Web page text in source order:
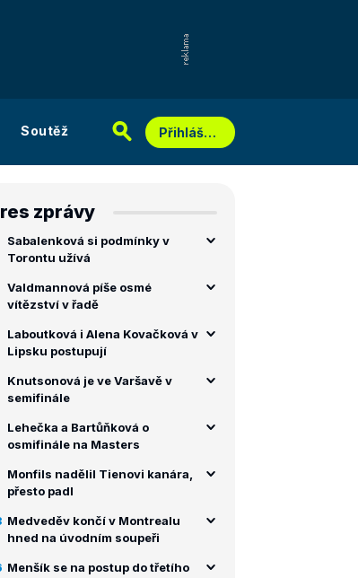
Soutěž Přihlášení
zprávy
Sabalenková si podmínky v
Torontu užívá
Valdmannová píše osmé
vítězství v řadě
Laboutková i Alena Kovačková v
Lipsku postupují
Knutsonová je ve Varšavě v
semifinále
Lehečka a Bartůňková o
osmifinále na Masters
Monfils nadělil Tienovi kanára,
přesto padl
Medveděv končí v Montrealu
hned na úvodním soupeři
Menšík se na postup do třetího